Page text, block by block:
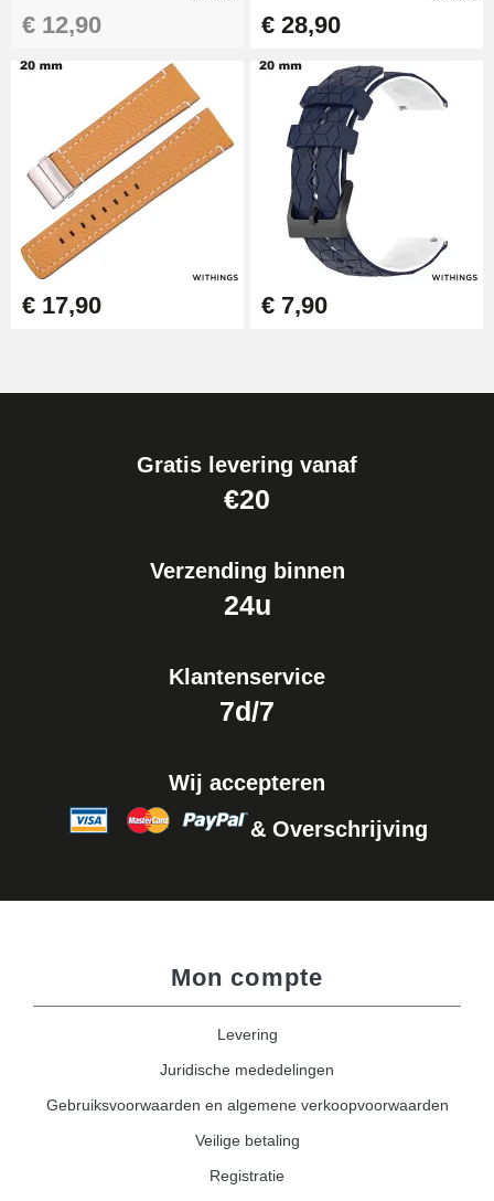
€ 12,90 € 28,90
€ 17,90 € 7,90
Gratis levering vanaf
€20
Verzending binnen
24u
Klantenservice
7d/7
Wij accepteren
& Overschrijving
Mon compte
Levering
Juridische mededelingen
Gebruiksvoorwaarden en algemene verkoopvoorwaarden
Veilige betaling
Registratie